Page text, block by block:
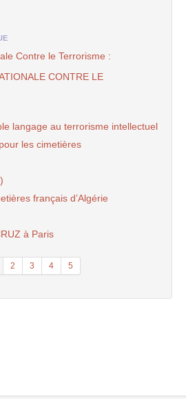
Contre le Terrorisme :
CONTRE LE
langage au terrorisme intellectuel
les cimetières
français d’Algérie
à Paris
2 3 4 5